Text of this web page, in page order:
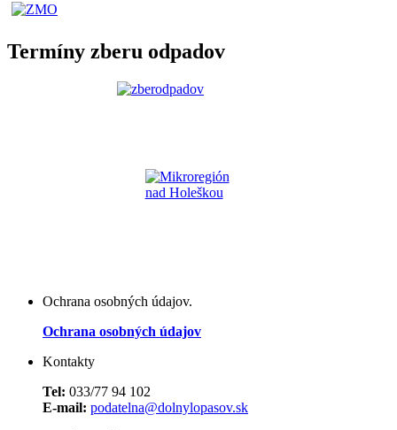
Termíny zberu odpadov
Ochrana osobných údajov.
Ochrana osobných údajov
Kontakty
Tel: 033/77 94 102
E-mail: podatelna@dolnylopasov.sk